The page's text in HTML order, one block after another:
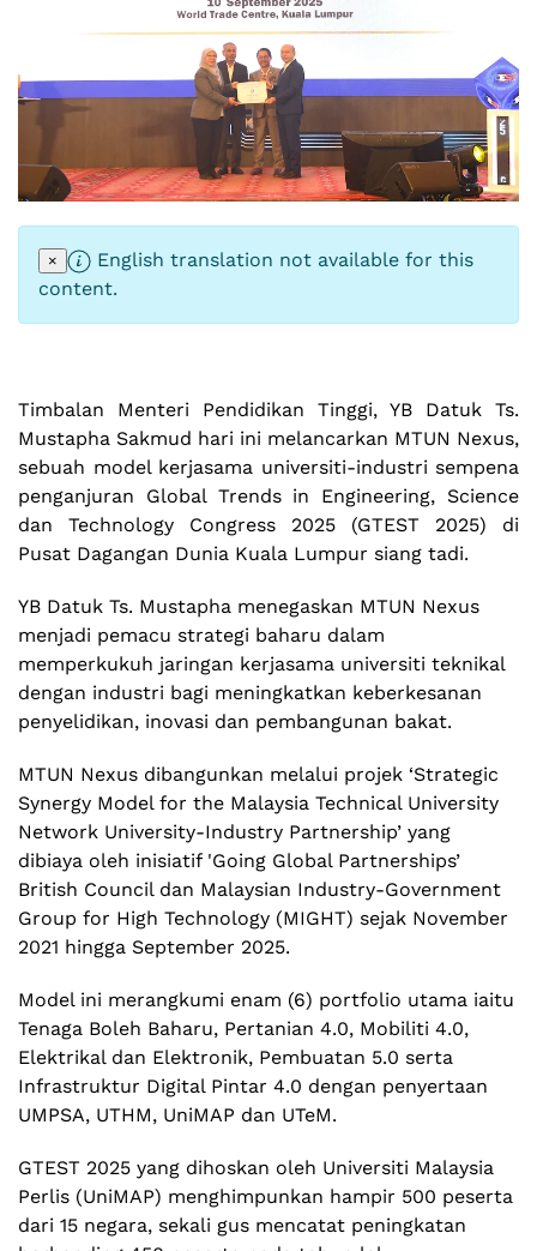
×
English translation not available for this
content.
Timbalan Menteri Pendidikan Tinggi, YB Datuk Ts.
Mustapha Sakmud hari ini melancarkan MTUN Nexus,
sebuah model kerjasama universiti-industri sempena
penganjuran Global Trends in Engineering, Science
dan Technology Congress 2025 (GTEST 2025) di
Pusat Dagangan Dunia Kuala Lumpur siang tadi.
YB Datuk Ts. Mustapha menegaskan MTUN Nexus
menjadi pemacu strategi baharu dalam
memperkukuh jaringan kerjasama universiti teknikal
dengan industri bagi meningkatkan keberkesanan
penyelidikan, inovasi dan pembangunan bakat.
MTUN Nexus dibangunkan melalui projek ‘Strategic
Synergy Model for the Malaysia Technical University
Network University-Industry Partnership’ yang
dibiaya oleh inisiatif 'Going Global Partnerships’
British Council dan Malaysian Industry-Government
Group for High Technology (MIGHT) sejak November
2021 hingga September 2025.
Model ini merangkumi enam (6) portfolio utama iaitu
Tenaga Boleh Baharu, Pertanian 4.0, Mobiliti 4.0,
Elektrikal dan Elektronik, Pembuatan 5.0 serta
Infrastruktur Digital Pintar 4.0 dengan penyertaan
UMPSA, UTHM, UniMAP dan UTeM.
GTEST 2025 yang dihoskan oleh Universiti Malaysia
Perlis (UniMAP) menghimpunkan hampir 500 peserta
dari 15 negara, sekali gus mencatat peningkatan